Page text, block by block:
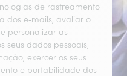
de rastreamento
dos e‑mails, avaliar o
personalizar as
seus dados pessoais,
exercer os seus
e portabilidade dos